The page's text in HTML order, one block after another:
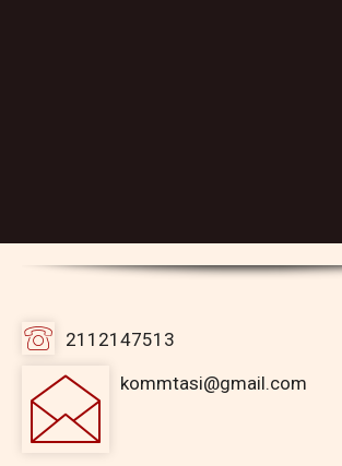
2112147513
kommtasi@gmail.com